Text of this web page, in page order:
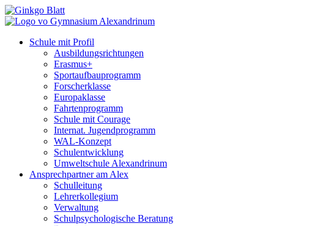
Schule mit Profil
Ausbildungsrichtungen
Erasmus+
Sportaufbauprogramm
Forscherklasse
Europaklasse
Fahrtenprogramm
Schule mit Courage
Internat. Jugendprogramm
WAL-Konzept
Schulentwicklung
Umweltschule Alexandrinum
Ansprechpartner am Alex
Schulleitung
Lehrerkollegium
Verwaltung
Schulpsychologische Beratung